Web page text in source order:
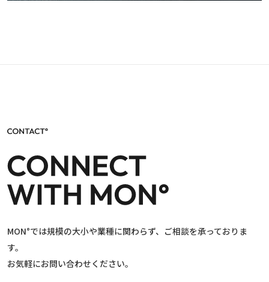
MON°では規模の大小や業種に関わらず、ご相談を承っておりま
す。
お気軽にお問い合わせください。